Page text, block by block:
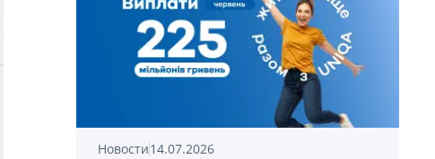
Новости14.07.2026